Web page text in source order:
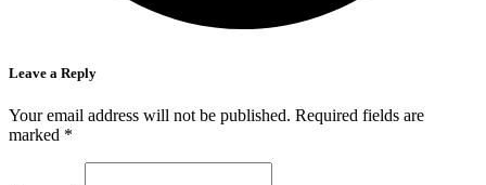
Leave a Reply
Your email address will not be published. Required fields are
marked *